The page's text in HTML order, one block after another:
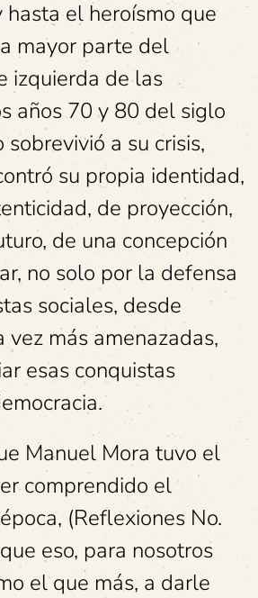
el heroísmo que
mayor parte del
izquierda de las
años 70 y 80 del siglo
sobrevivió a su crisis,
su propia identidad,
de proyección,
de una concepción
no solo por la defensa
sociales, desde
vez más amenazadas,
esas conquistas
Manuel Mora tuvo el
comprendido el
(Reflexiones No.
eso, para nosotros
el que más, a darle